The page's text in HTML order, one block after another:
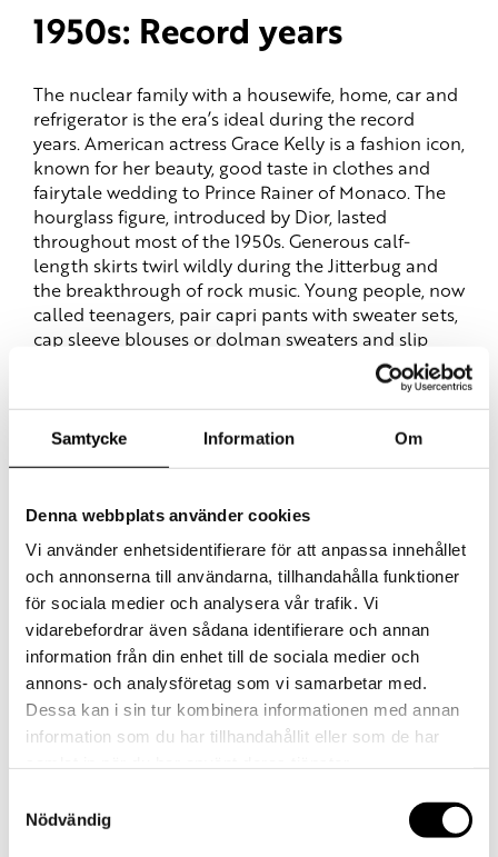
Samtycke Information Om
Denna webbplats använder cookies
Vi använder enhetsidentifierare för att anpassa innehållet
och annonserna till användarna, tillhandahålla funktioner
för sociala medier och analysera vår trafik. Vi
vidarebefordrar även sådana identifierare och annan
information från din enhet till de sociala medier och
annons- och analysföretag som vi samarbetar med.
Dessa kan i sin tur kombinera informationen med annan
information som du har tillhandahållit eller som de har
Nödvändig
1950s: Record years
The nuclear family with a housewife, home, car and
refrigerator is the era’s ideal during the record
years. American actress Grace Kelly is a fashion icon,
known for her beauty, good taste in clothes and
fairytale wedding to Prince Rainer of Monaco. The
hourglass figure, introduced by Dior, lasted
throughout most of the 1950s. Generous calf-
length skirts twirl wildly during the Jitterbug and
the breakthrough of rock music. Young people, now
called teenagers, pair capri pants with sweater sets,
cap sleeve blouses or dolman sweaters and slip
their feet into a pair of ballerina shoes like style
icon Audrey Hepburn. James Dean and Marlon
Brando are male role models at a time when
fashion becomes a way to convey identity and
group affiliation.
Shoes, gloves, hats and handbags featuring a sturdy
handle to match the outfit are must-haves for any
well-dressed. Eyeliner and a short pearl necklace
are musts. The briefcase becomes the man’s faithful
companion, for many decades to come. Sweden has
its own teenage idols in Gunilla Pontén and Kerstin
Lokrantz.
1960s: Swinging Sixties
Patterned clothing comes from London and the
boutiques around Carnaby Street. Fast and cheap